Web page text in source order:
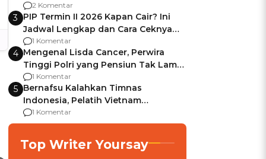
Pemalang
2 Komentar
3 PIP Termin II 2026 Kapan Cair? Ini
Jadwal Lengkap dan Cara Ceknya
agar Dana Tidak Hangus!
1 Komentar
4 Mengenal Lisda Cancer, Perwira
Tinggi Polri yang Pensiun Tak Lama
Usai Jadi Brigjen
1 Komentar
5 Bernafsu Kalahkan Timnas
Indonesia, Pelatih Vietnam
Berencana Pakai Jimat di Pakansari
1 Komentar
Top Writer Yoursay